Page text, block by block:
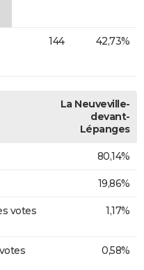
144 42,73%
La Neuveville-
devant-
Lépanges
80,14%
19,86%
votes
1,17%
0,58%